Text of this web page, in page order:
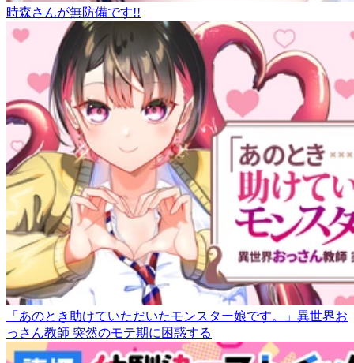
時森さんが無防備です!!
「あのとき助けていただいたモンスター娘です。」異世界お
っさん教師 突然のモテ期に困惑する